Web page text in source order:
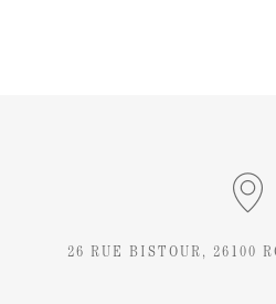
26 RUE BISTOUR, 26100